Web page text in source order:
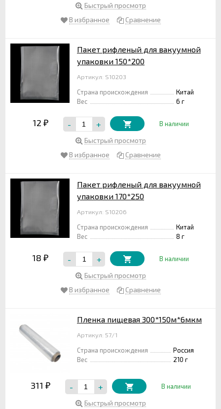
Быстрый просмотр
В избранное
Сравнение
Пакет рифленый для вакуумной
упаковки 150*200
Артикул: S10203
Страна происхождения
Китай
Вес
6 г
12 ₽ - + В наличии
Быстрый просмотр
В избранное
Сравнение
Пакет рифленый для вакуумной
упаковки 170*250
Артикул: S10206
Страна происхождения
Китай
Вес
8 г
18 ₽ - + В наличии
Быстрый просмотр
В избранное
Сравнение
Пленка пищевая 300*150м*6мкм
Артикул: 57/1
Страна происхождения
Россия
Вес
210 г
311 ₽ - + В наличии
Быстрый просмотр